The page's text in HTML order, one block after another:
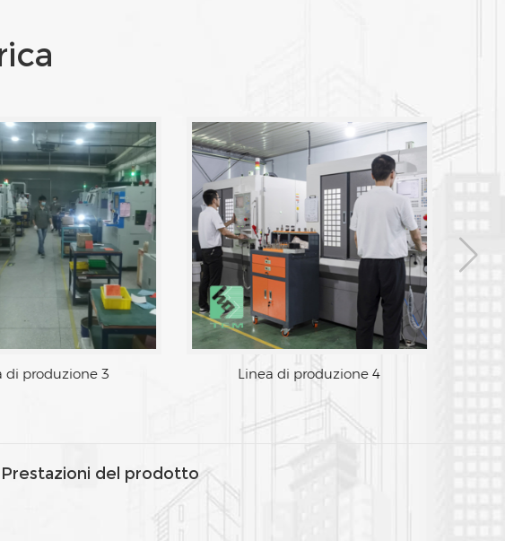
di produzione 3 Linea di produzione 4
Prestazioni del prodotto